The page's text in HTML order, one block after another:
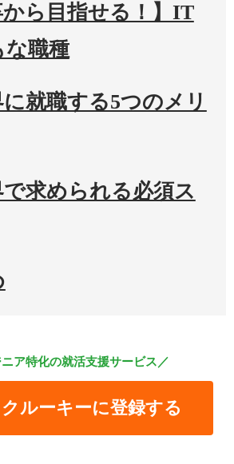
から目指せる！】IT
な職種
就職する5つのメリ
求められる必須ス
ア特化の就活支援サービス／
ルーキーに登録する